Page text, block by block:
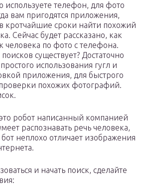
используете телефон, для фото
вам пригодятся приложения,
кротчайшие сроки найти похожий
Сейчас будет рассказано, как
человека по фото с телефона.
существует? Достаточно
использования гугл и
приложения, для быстрого
похожих фотографий.
робот написанный компанией
распознавать речь человека,
бот неплохо отличает изображения
и начать поиск, сделайте